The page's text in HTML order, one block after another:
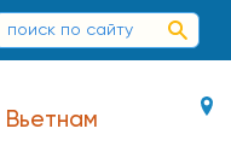
Вьетнам